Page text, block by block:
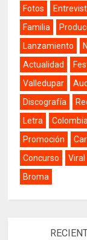
Fotos
Familia
Lanzamiento
Actualidad
Valledupar
Discografía
Letra
Colombia
Promoción
Concurso
Viral
Broma